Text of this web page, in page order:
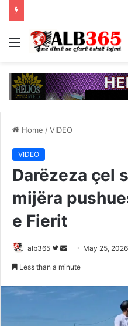
Menu
Home /VIDEO
VIDEO
Darëzeza çel
mijëra
e Fierit
alb365
Follow
Send May 25, 2026
Less than a minute